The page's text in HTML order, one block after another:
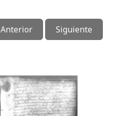
Anterior Siguiente